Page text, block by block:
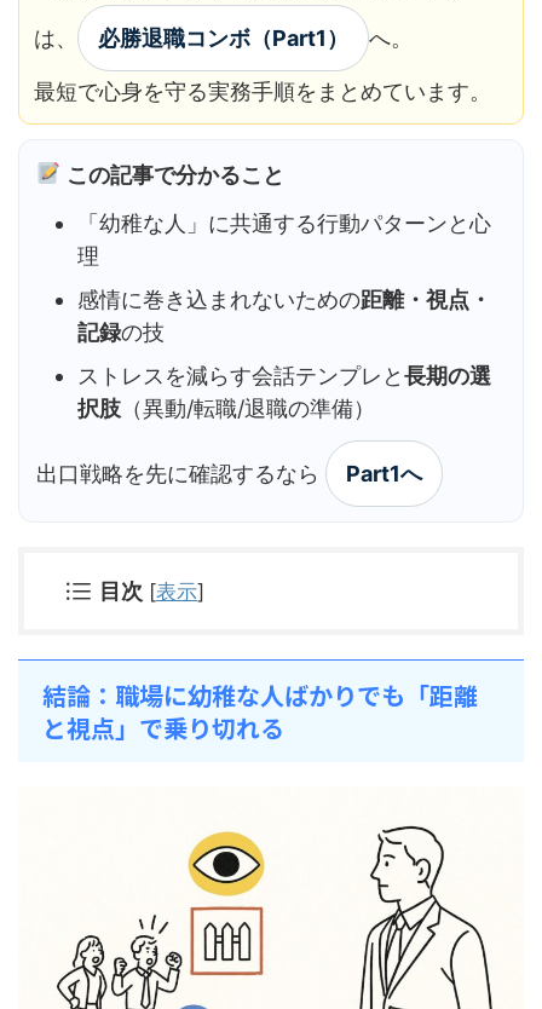
は、 必勝退職コンボ（Part1） へ。
最短で心身を守る実務手順をまとめています。
この記事で分かること
「幼稚な人」に共通する行動パターンと心
理
感情に巻き込まれないための距離・視点・
記録の技
ストレスを減らす会話テンプレと長期の選
択肢 （異動/転職/退職の準備）
出口戦略を先に確認するなら Part1へ
目次 [表示]
結論：職場に幼稚な人ばかりでも「距離
と視点」で乗り切れる